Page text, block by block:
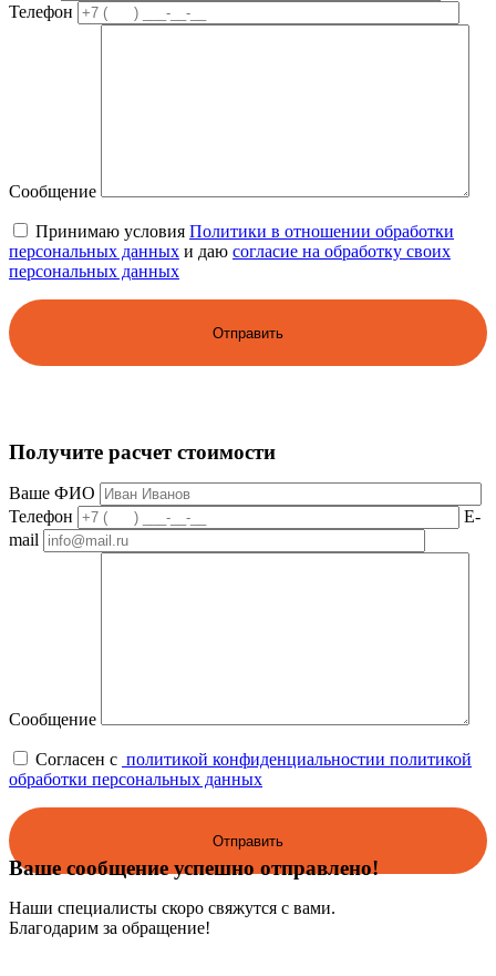
Телефон
Сообщение
Принимаю условия Политики в отношении обработки
персональных данных и даю согласие на обработку своих
персональных данных
Получите расчет стоимости
Ваше ФИО
Телефон
E-
mail
Сообщение
Согласен с политикой конфиденциальностии политикой
обработки персональных данных
Ваше сообщение успешно отправлено!
Наши специалисты скоро свяжутся с вами.
Благодарим за обращение!